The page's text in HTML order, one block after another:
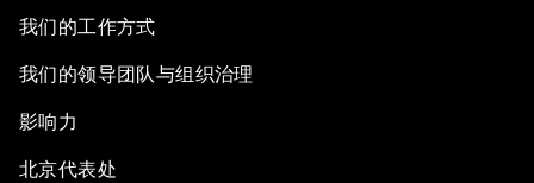
我们的工作方式
我们的领导团队与组织治理
影响力
北京代表处